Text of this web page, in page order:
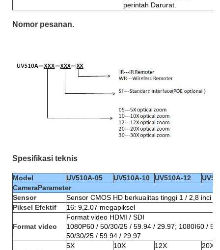
perintah Darurat.
Nomor pesanan.
Spesifikasi teknis
Model UV510A-05 UV510A-10 UV510A-12
CameraParameter
Sensor
Sensor CMOS HD berkualitas tinggi 1 / 2,8 inci
Piksel Efektif
16: 9,2.07 megapiksel
Format video
Format video HDMI / SDI
1080P60 / 50/30/25 / 59.94 / 29.97; 1080I60 /
50/30/25 / 59.94 / 29.97
5X
10X
12X
20X